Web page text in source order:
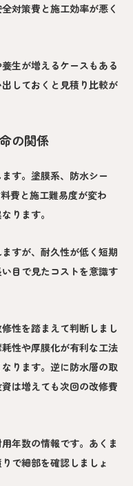
対策費と施工効率が悪く
生が増えるケースもある
しておくと見積り比較が
の関係
す。塗膜系、防水シー
費と施工難易度が変わ
ります。
すが、耐久性が低く短期
目で見たコストを意識す
性を踏まえて判断しまし
性や厚膜化が有利な工法
ります。逆に防水層の取
は増えても次回の改修費
年数の情報です。あくま
で細部を確認しましょ